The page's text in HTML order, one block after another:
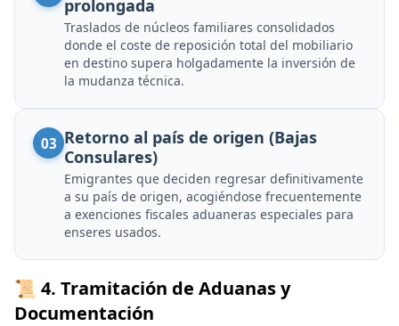
prolongada
Traslados de núcleos familiares consolidados
donde el coste de reposición total del mobiliario
en destino supera holgadamente la inversión de
la mudanza técnica.
03 Retorno al país de origen (Bajas
Consulares)
Emigrantes que deciden regresar definitivamente
a su país de origen, acogiéndose frecuentemente
a exenciones fiscales aduaneras especiales para
enseres usados.
📜 4. Tramitación de Aduanas y
Documentación